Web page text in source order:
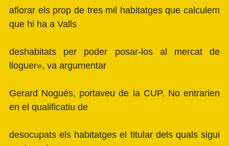
aflorar els prop de tres mil habitatges que calculem
que hi ha a Valls
deshabitats per poder posar-los al mercat de
lloguer», va argumentar
Gerard Nogués, portaveu de la CUP. No entrarien
en el qualificatiu de
desocupats els habitatges el titular dels quals sigui